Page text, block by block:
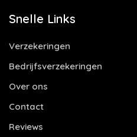
Snelle Links
Verzekeringen
Bedrijfsverzekeringen
Over ons
Contact
Reviews